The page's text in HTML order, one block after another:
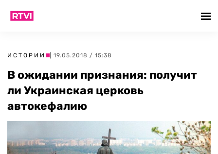
ИСТОРИИ | 19.05.2018 / 15:38
В ожидании признания: получит
ли Украинская церковь
автокефалию